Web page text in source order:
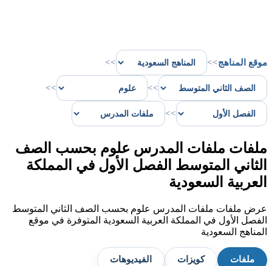
موقع المناهج>>
>>
>>
>>
>>
ملفات ملفات المدرس علوم بحسب الصف
الثاني المتوسط الفصل الأول في المملكة
العربية السعودية
عرض ملفات ملفات المدرس علوم بحسب الصف الثاني المتوسط
الفصل الأول في المملكة العربية السعودية المتوفرة في موقع
المناهج السعودية
ملفات كويزات الفيديوهات